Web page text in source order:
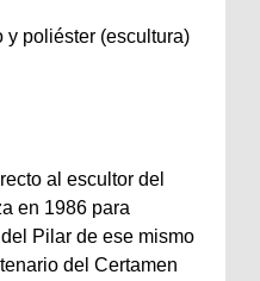
y poliéster (escultura)
al escultor del
en 1986 para
Pilar de ese mismo
del Certamen